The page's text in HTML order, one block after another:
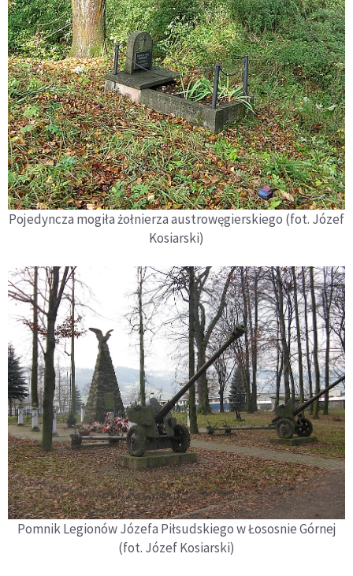
Pojedyncza mogiła żołnierza austrowęgierskiego (fot. Józef
Kosiarski)
Pomnik Legionów Józefa Piłsudskiego w Łososnie Górnej
(fot. Józef Kosiarski)